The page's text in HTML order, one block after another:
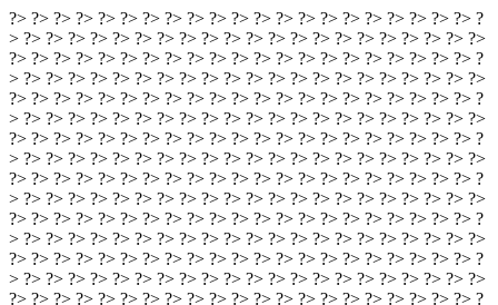
?> ?> ?> ?> ?> ?> ?> ?> ?> ?> ?> ?> ?> ?> ?> ?> ?> ?> ?> ?> ?> ?
> ?> ?> ?> ?> ?> ?> ?> ?> ?> ?> ?> ?> ?> ?> ?> ?> ?> ?> ?> ?> ?>
?> ?> ?> ?> ?> ?> ?> ?> ?> ?> ?> ?> ?> ?> ?> ?> ?> ?> ?> ?> ?> ?
> ?> ?> ?> ?> ?> ?> ?> ?> ?> ?> ?> ?> ?> ?> ?> ?> ?> ?> ?> ?> ?>
?> ?> ?> ?> ?> ?> ?> ?> ?> ?> ?> ?> ?> ?> ?> ?> ?> ?> ?> ?> ?> ?
> ?> ?> ?> ?> ?> ?> ?> ?> ?> ?> ?> ?> ?> ?> ?> ?> ?> ?> ?> ?> ?>
?> ?> ?> ?> ?> ?> ?> ?> ?> ?> ?> ?> ?> ?> ?> ?> ?> ?> ?> ?> ?> ?
> ?> ?> ?> ?> ?> ?> ?> ?> ?> ?> ?> ?> ?> ?> ?> ?> ?> ?> ?> ?> ?>
?> ?> ?> ?> ?> ?> ?> ?> ?> ?> ?> ?> ?> ?> ?> ?> ?> ?> ?> ?> ?> ?
> ?> ?> ?> ?> ?> ?> ?> ?> ?> ?> ?> ?> ?> ?> ?> ?> ?> ?> ?> ?> ?>
?> ?> ?> ?> ?> ?> ?> ?> ?> ?> ?> ?> ?> ?> ?> ?> ?> ?> ?> ?> ?> ?
> ?> ?> ?> ?> ?> ?> ?> ?> ?> ?> ?> ?> ?> ?> ?> ?> ?> ?> ?> ?> ?>
?> ?> ?> ?> ?> ?> ?> ?> ?> ?> ?> ?> ?> ?> ?> ?> ?> ?> ?> ?> ?> ?
> ?> ?> ?> ?> ?> ?> ?> ?> ?> ?> ?> ?> ?> ?> ?> ?> ?> ?> ?> ?> ?>
?> ?> ?> ?> ?> ?> ?> ?> ?> ?> ?> ?> ?> ?> ?> ?> ?> ?> ?> ?> ?> ?